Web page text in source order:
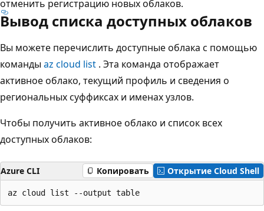
отменить регистрацию новых облаков.
Вывод списка доступных облаков
Вы можете перечислить доступные облака с помощью
команды az cloud list . Эта команда отображает
активное облако, текущий профиль и сведения о
региональных суффиксах и именах узлов.
Чтобы получить активное облако и список всех
доступных облаков:
Azure CLI Копировать Открытие Cloud Shell